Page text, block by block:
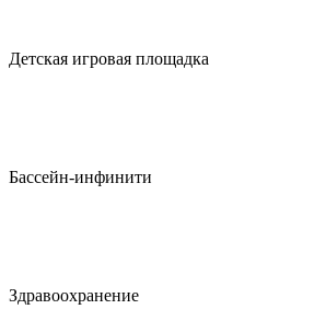
Детская игровая площадка
Бассейн-инфинити
Здравоохранение